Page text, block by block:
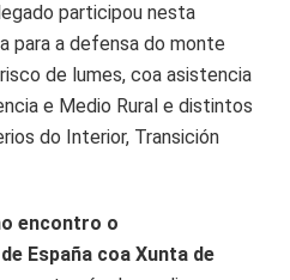
participou nesta
para a defensa do monte
de lumes, coa asistencia
e Medio Rural e distintos
do Interior, Transición
encontro o
España coa Xunta de